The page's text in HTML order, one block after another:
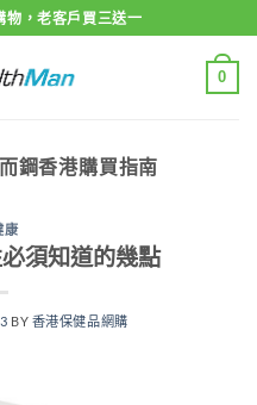
物，老客戶買三送一
0
鋼香港購買指南
康
須知道的幾點
BY 香港保健品網購